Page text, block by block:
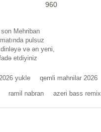
960
Mehriban
pulsuz
və ən yeni,
etdiyiniz
yukle qemli mahnilar 2026
ramil nabran azeri bass remix